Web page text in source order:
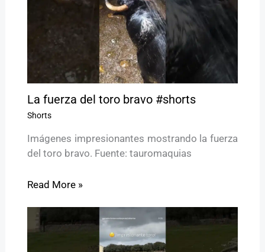
La fuerza del toro bravo #shorts
Shorts
Imágenes impresionantes mostrando la fuerza
del toro bravo. Fuente: tauromaquias
Read More »